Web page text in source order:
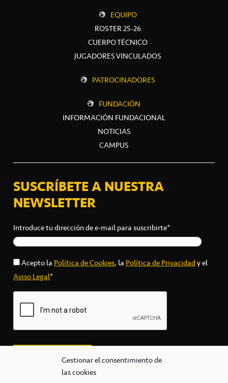
Gestionar el consentimiento de
las cookies
EQUIPO
ROSTER 25-26
CUERPO TÉCNICO
JUGADORES VINCULADOS
PATROCINADORES
FUNDACIÓN
INFORMACIÓN FUNDACIONAL
NOTICIAS
CAMPUS
SUSCRÍBETE A NUESTRA
NEWSLETTER
Introduce tu dirección de e-mail para suscribirte*
Acepto laPolítica de Cookies, laPolítica de Privacidady el
Aviso Legal*